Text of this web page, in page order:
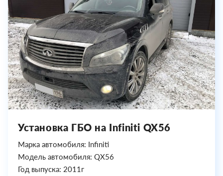
Установка ГБО на Infiniti QX56
Марка автомобиля: Infiniti
Модель автомобиля: QX56
Год выпуска: 2011г